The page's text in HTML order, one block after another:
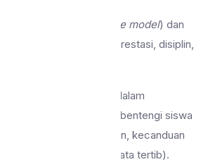
role model) dan
lain untuk aktif berprestasi, disiplin,
Membantu sekolah dalam
positif guna membentengi siswa
(seperti perundungan, kecanduan
sehat, dan pelanggaran tata tertib).